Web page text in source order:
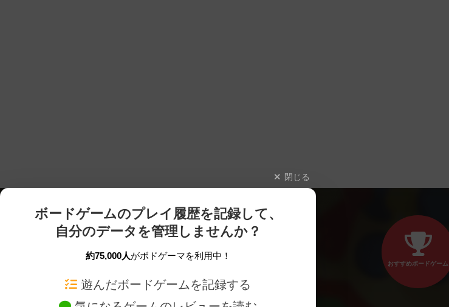
閉じる
ボードゲームのプレイ履歴を記録して、
自分のデータを管理しませんか？
約75,000人がボドゲーマを利用中！
遊んだボードゲームを記録する
おすすめボードゲーム